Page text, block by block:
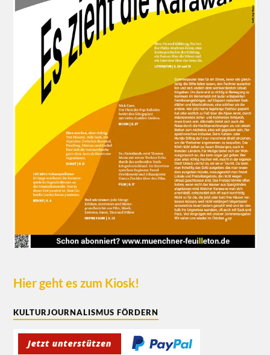
Hier geht es zum Kiosk!
KULTURJOURNALISMUS FÖRDERN